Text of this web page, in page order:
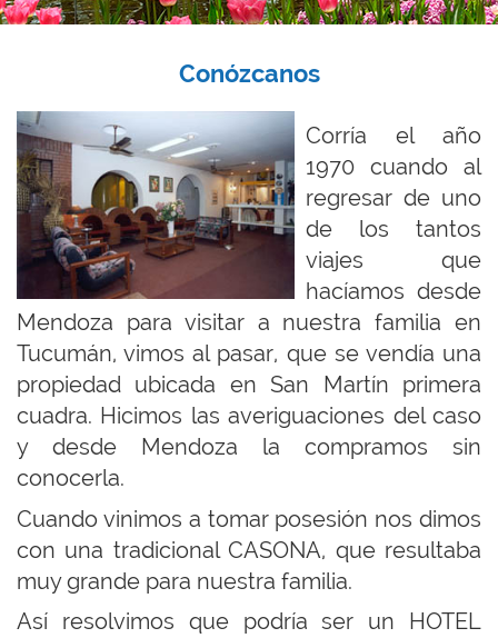
Conózcanos
Corría el año
1970 cuando al
regresar de uno
de los tantos
viajes que
hacíamos desde
Mendoza para visitar a nuestra familia en
Tucumán, vimos al pasar, que se vendía una
propiedad ubicada en San Martín primera
cuadra. Hicimos las averiguaciones del caso
y desde Mendoza la compramos sin
conocerla.
Cuando vinimos a tomar posesión nos dimos
con una tradicional CASONA, que resultaba
muy grande para nuestra familia.
Así resolvimos que podría ser un HOTEL